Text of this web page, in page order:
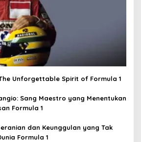
Unforgettable Spirit of Formula 1
Sang Maestro yang Menentukan
Formula 1
dan Keunggulan yang Tak
Formula 1